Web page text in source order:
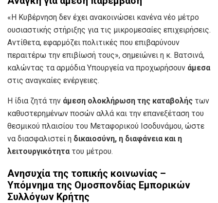
«Η Κυβέρνηση δεν έχει ανακοινώσει κανένα νέο μέτρο
ουσιαστικής στήριξης για τις μικρομεσαίες επιχειρήσεις.
Αντίθετα, εφαρμόζει πολιτικές που επιβαρύνουν
περαιτέρω την επιβίωσή τους», σημειώνει η κ. Βατσινά,
καλώντας τα αρμόδια Υπουργεία να προχωρήσουν άμεσα
στις αναγκαίες ενέργειες.
Η ίδια ζητά την άμεση ολοκλήρωση της καταβολής των
καθυστερημένων ποσών αλλά και την επανεξέταση του
θεσμικού πλαισίου του Μεταφορικού Ισοδυνάμου, ώστε
να διασφαλιστεί η δικαιοσύνη, η διαφάνεια και η
λειτουργικότητατου μέτρου.
Ανησυχία της τοπικής κοινωνίας –
Υπόμνημα της Ομοσπονδίας Εμπορικών
Συλλόγων Κρήτης